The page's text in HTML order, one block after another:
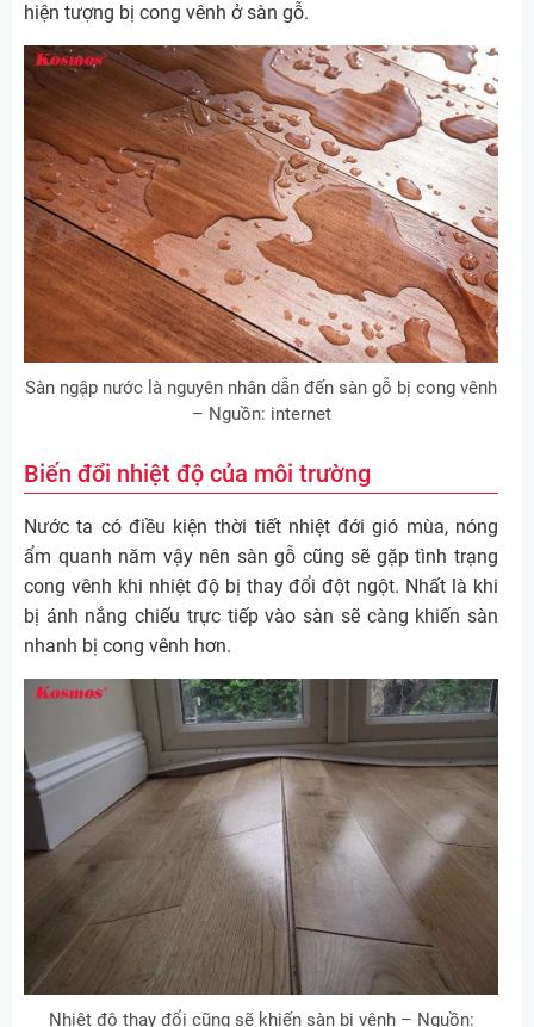
hiện tượng bị cong vênh ở sàn gỗ.
Sàn ngập nước là nguyên nhân dẫn đến sàn gỗ bị cong vênh
– Nguồn: internet
Biến đổi nhiệt độ của môi trường
Nước ta có điều kiện thời tiết nhiệt đới gió mùa, nóng
ẩm quanh năm vậy nên sàn gỗ cũng sẽ gặp tình trạng
cong vênh khi nhiệt độ bị thay đổi đột ngột. Nhất là khi
bị ánh nắng chiếu trực tiếp vào sàn sẽ càng khiến sàn
nhanh bị cong vênh hơn.
Nhiệt độ thay đổi cũng sẽ khiến sàn bị vênh – Nguồn: